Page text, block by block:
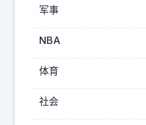
双
深
军事
NBA
体育
社会